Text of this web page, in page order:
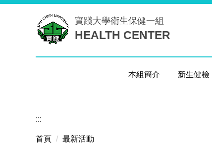
實踐大學衛生保健一組
HEALTH CENTER
本組簡介 新生健檢
:::
首頁 最新活動